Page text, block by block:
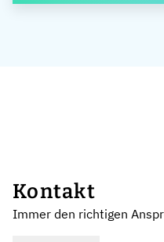
Kontakt
Immer den richtigen